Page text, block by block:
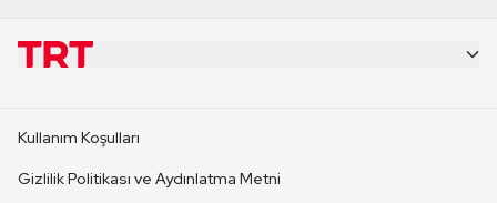
Kullanım Koşulları
Gizlilik Politikası ve Aydınlatma Metni